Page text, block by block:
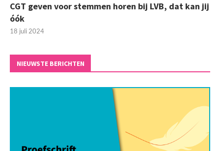
CGT geven voor stemmen horen bij LVB, dat kan jij
óók
18 juli 2024
NIEUWSTE BERICHTEN